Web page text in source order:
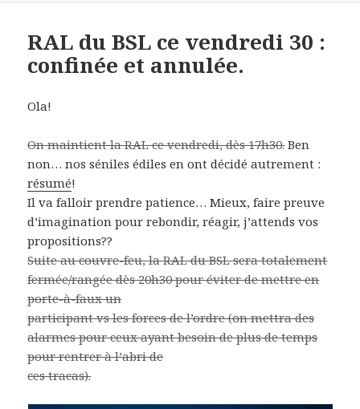
RAL du BSL ce vendredi 30 :
confinée et annulée.
Ola!
On maintient la RAL ce vendredi, dès 17h30.Ben
non… nos séniles édiles en ont décidé autrement :
résumé!
Il va falloir prendre patience… Mieux, faire preuve
d’imagination pour rebondir, réagir, j’attends vos
propositions??
Suite au couvre-feu, la RAL du BSL sera totalement
fermée/rangée dès 20h30 pour éviter de mettre en
porte-à-faux un
participant vs les forces de l’ordre (on mettra des
alarmes pour ceux ayant besoin de plus de temps
pour rentrer à l’abri de
ces tracas).